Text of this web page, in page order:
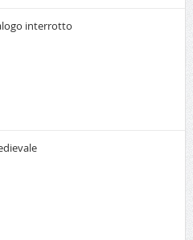
interrotto